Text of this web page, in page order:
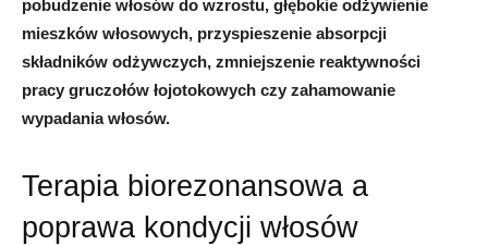
pobudzenie włosów do wzrostu, głębokie odżywienie
mieszków włosowych, przyspieszenie absorpcji
składników odżywczych, zmniejszenie reaktywności
pracy gruczołów łojotokowych czy zahamowanie
wypadania włosów.
Terapia biorezonansowa a
poprawa kondycji włosów